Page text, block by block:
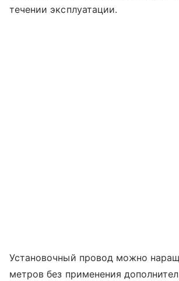
течении эксплуатации.
Установочный провод можно
метров без применения